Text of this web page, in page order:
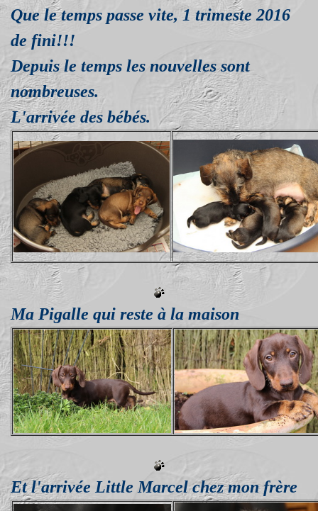
Que le temps passe vite, 1 trimeste 2016
de fini!!!
Depuis le temps les nouvelles sont
nombreuses.
L'arrivée des bébés.
Ma Pigalle qui reste à la maison
Et l'arrivée Little Marcel chez mon frère